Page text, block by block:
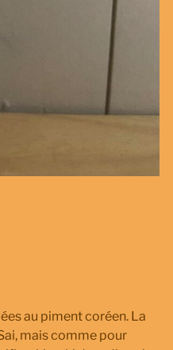
au piment coréen. La
mais comme pour